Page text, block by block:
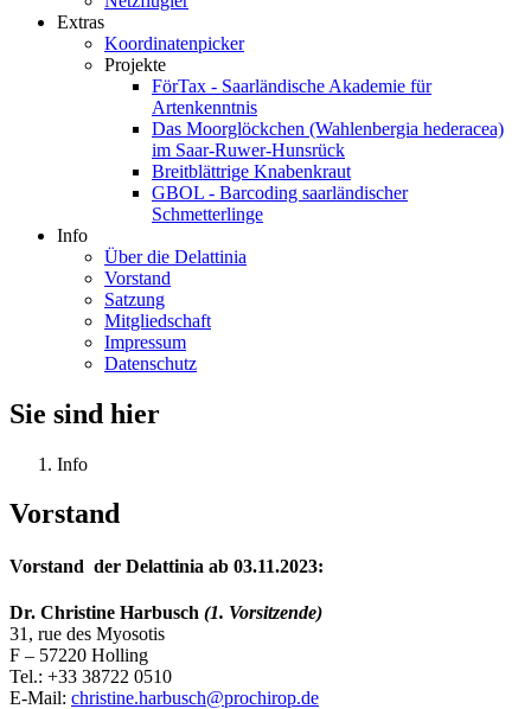
Extras
Koordinatenpicker
Projekte
FörTax - Saarländische Akademie für
Artenkenntnis
Das Moorglöckchen (Wahlenbergia hederacea)
im Saar-Ruwer-Hunsrück
Breitblättrige Knabenkraut
GBOL - Barcoding saarländischer
Schmetterlinge
Info
Über die Delattinia
Vorstand
Satzung
Mitgliedschaft
Impressum
Datenschutz
Sie sind hier
Info
Vorstand
Vorstand der Delattinia ab 03.11.2023:
Dr. Christine Harbusch (1. Vorsitzende)
31, rue des Myosotis
F – 57220 Holling
Tel.: +33 38722 0510
E-Mail: christine.harbusch@prochirop.de